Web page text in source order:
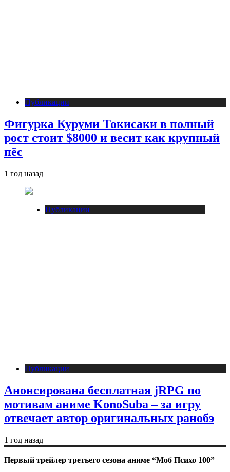
Публикации
Фигурка Куруми Токисаки в полный
рост стоит $8000 и весит как крупный
пёс
1 год назад
Публикации
Публикации
Анонсирована бесплатная jRPG по
мотивам аниме KonoSuba – за игру
отвечает автор оригинальных ранобэ
1 год назад
Первый трейлер третьего сезона аниме “Моб Психо 100”